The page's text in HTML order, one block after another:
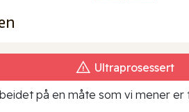
Ultraprosessert
på en måte som vi mener